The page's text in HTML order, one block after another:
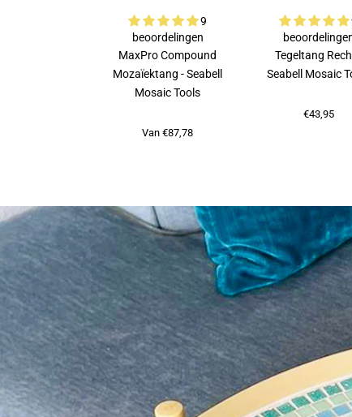
9
beoordelingen
MaxPro Compound
Mozaïektang - Seabell
Mosaic Tools
Van €87,78
Tegeltang
Seabell Mosaic
€43,95